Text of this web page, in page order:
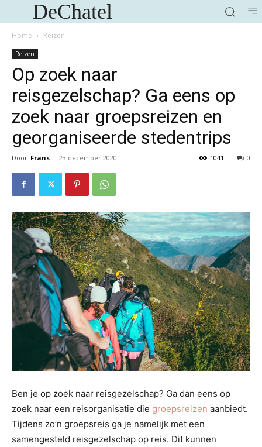
DeChatel
Home Reizen
Reizen
Op zoek naar
reisgezelschap? Ga eens op
zoek naar groepsreizen en
georganiseerde stedentrips
Door Frans - 23 december 2020 0
1041
Ben je op zoek naar reisgezelschap? Ga dan eens op
zoek naar een reisorganisatie die groepsreizen aanbiedt.
Tijdens zo’n groepsreis ga je namelijk met een
samengesteld reisgezelschap op reis. Dit kunnen